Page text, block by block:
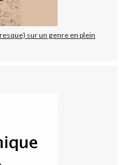
sur un genre en plein